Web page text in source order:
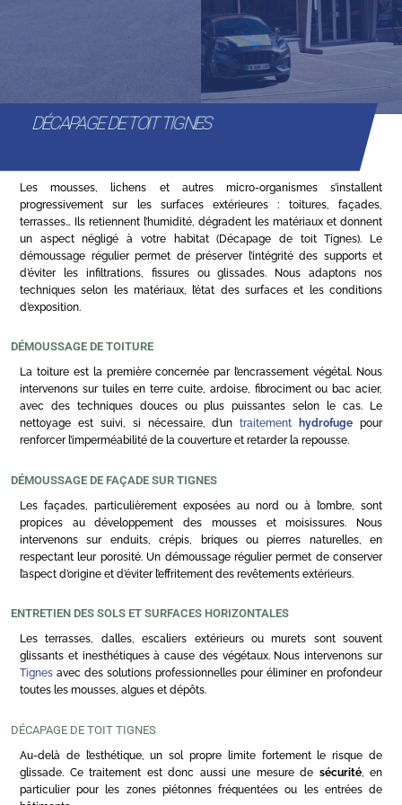
DÉCAPAGE DE TOIT TIGNES
Les mousses, lichens et autres micro-organismes s’installent
progressivement sur les surfaces extérieures : toitures, façades,
terrasses… Ils retiennent l’humidité, dégradent les matériaux et donnent
un aspect négligé à votre habitat (Décapage de toit Tignes). Le
démoussage régulier permet de préserver l’intégrité des supports et
d’éviter les infiltrations, fissures ou glissades. Nous adaptons nos
techniques selon les matériaux, l’état des surfaces et les conditions
d’exposition.
DÉMOUSSAGE DE TOITURE
La toiture est la première concernée par l’encrassement végétal. Nous
intervenons sur tuiles en terre cuite, ardoise, fibrociment ou bac acier,
avec des techniques douces ou plus puissantes selon le cas. Le
nettoyage est suivi, si nécessaire, d’untraitement hydrofuge pour
renforcer l’imperméabilité de la couverture et retarder la repousse.
DÉMOUSSAGE DE FAÇADE SUR TIGNES
Les façades, particulièrement exposées au nord ou à l’ombre, sont
propices au développement des mousses et moisissures. Nous
intervenons sur enduits, crépis, briques ou pierres naturelles, en
respectant leur porosité. Un démoussage régulier permet de conserver
l’aspect d’origine et d’éviter l’effritement des revêtements extérieurs.
ENTRETIEN DES SOLS ET SURFACES HORIZONTALES
Les terrasses, dalles, escaliers extérieurs ou murets sont souvent
glissants et inesthétiques à cause des végétaux. Nous intervenons sur
Tignes avec des solutions professionnelles pour éliminer en profondeur
toutes les mousses, algues et dépôts.
DÉCAPAGE DE TOIT TIGNES
Au-delà de l’esthétique, un sol propre limite fortement le risque de
glissade. Ce traitement est donc aussi une mesure de sécurité, en
particulier pour les zones piétonnes fréquentées ou les entrées de